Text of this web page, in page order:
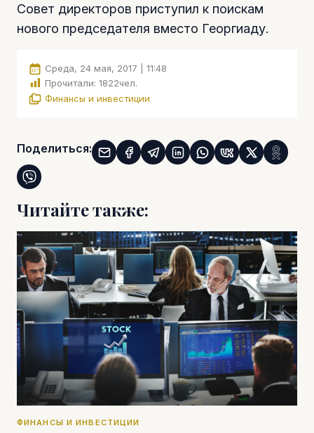
Совет директоров приступил к поискам
нового председателя вместо Георгиаду.
Среда, 24 мая, 2017 | 11:48
Прочитали: 1822чел.
Финансы и инвестиции
Поделиться:
Читайте также:
ФИНАНСЫ И ИНВЕСТИЦИИ